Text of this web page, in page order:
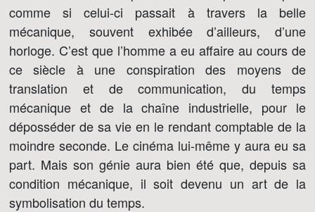
comme si celui-ci passait à travers la belle
mécanique, souvent exhibée d’ailleurs, d’une
horloge. C’est que l’homme a eu affaire au cours de
ce siècle à une conspiration des moyens de
translation et de communication, du temps
mécanique et de la chaîne industrielle, pour le
déposséder de sa vie en le rendant comptable de la
moindre seconde. Le cinéma lui-même y aura eu sa
part. Mais son génie aura bien été que, depuis sa
condition mécanique, il soit devenu un art de la
symbolisation du temps.